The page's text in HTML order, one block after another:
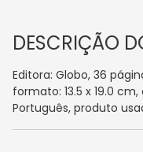
DESCRIÇÃO
Editora: Globo, 36
formato: 13.5 x 19.0
Português, produto